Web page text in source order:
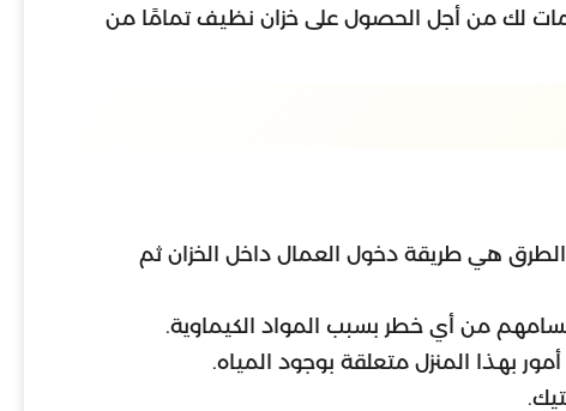
لك من أجل الحصول على خزان نظيف تمامًا من
هي طريقة دخول العمال داخل الخزان ثم
من أي خطر بسبب المواد الكيماوية.
بهذا المنزل متعلقة بوجود المياه.